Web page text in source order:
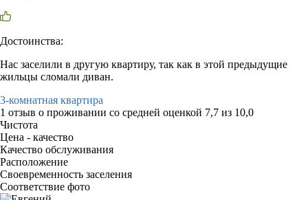
Достоинства:
Нас заселили в другую квартиру, так как в этой предыдущие
жильцы сломали диван.
3-комнатная квартира
1 отзыв о проживании со средней оценкой 7,7 из 10,0
Чистота
Цена - качество
Качество обслуживания
Расположение
Своевременность заселения
Соответствие фото